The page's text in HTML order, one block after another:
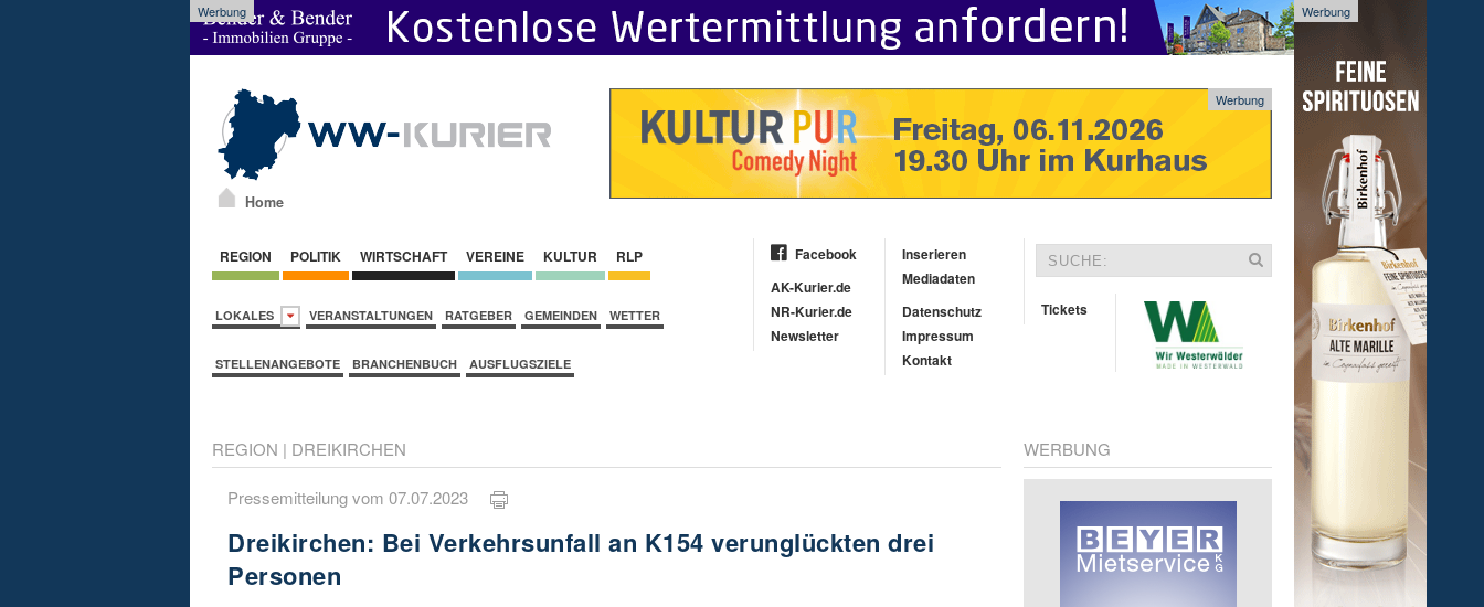
Werbung Werbung
Home
Werbung
REGION POLITIK WIRTSCHAFT VEREINE KULTUR RLP
LOKALES VERANSTALTUNGEN RATGEBER GEMEINDEN WETTER
STELLENANGEBOTE BRANCHENBUCH AUSFLUGSZIELE
Facebook
AK-Kurier.de
NR-Kurier.de
Newsletter
Inserieren
Mediadaten
Datenschutz
Impressum
Kontakt
Tickets
REGION | DREIKIRCHEN
Pressemitteilung vom 07.07.2023
Dreikirchen: Bei Verkehrsunfall an K154 verunglückten drei
Personen
WERBUNG